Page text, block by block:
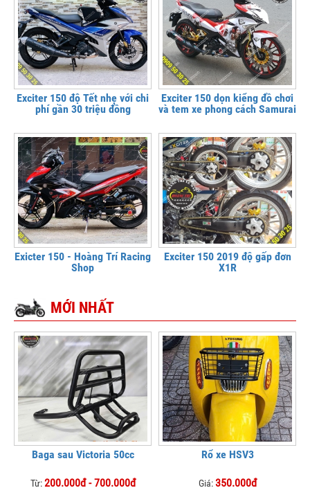
Exciter 150 độ Tết nhẹ với chi
phí gần 30 triệu đồng
Exciter 150 dọn kiểng đồ chơi
và tem xe phong cách Samurai
Exicter 150 - Hoàng Trí Racing
Shop
Exciter 150 2019 độ gấp đơn
X1R
MỚI NHẤT
Baga sau Victoria 50cc
Từ:200.000đ - 700.000đ
Rổ xe HSV3
Giá:350.000đ